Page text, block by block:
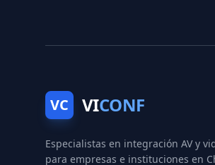
VC VICONF
Especialistas en integración AV y
para empresas e instituciones en